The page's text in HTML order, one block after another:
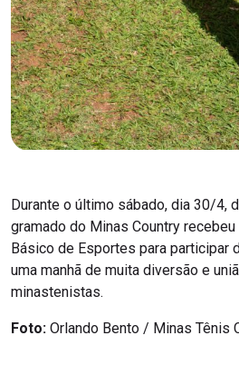
Durante o último sábado, dia 30/4,
gramado do Minas Country
Básico de Esportes para participar
uma manhã de muita diversão e
minastenistas.
Foto: Orlando Bento / Minas Tênis